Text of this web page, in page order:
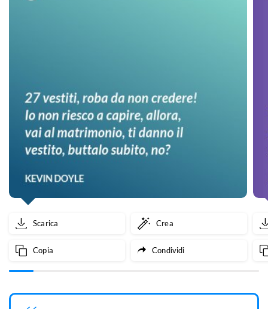
Scarica Crea
Copia Condividi